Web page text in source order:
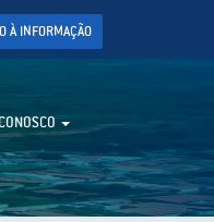
À INFORMAÇÃO